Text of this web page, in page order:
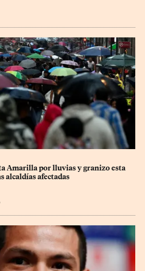
Amarilla por lluvias y granizo esta
alcaldías afectadas